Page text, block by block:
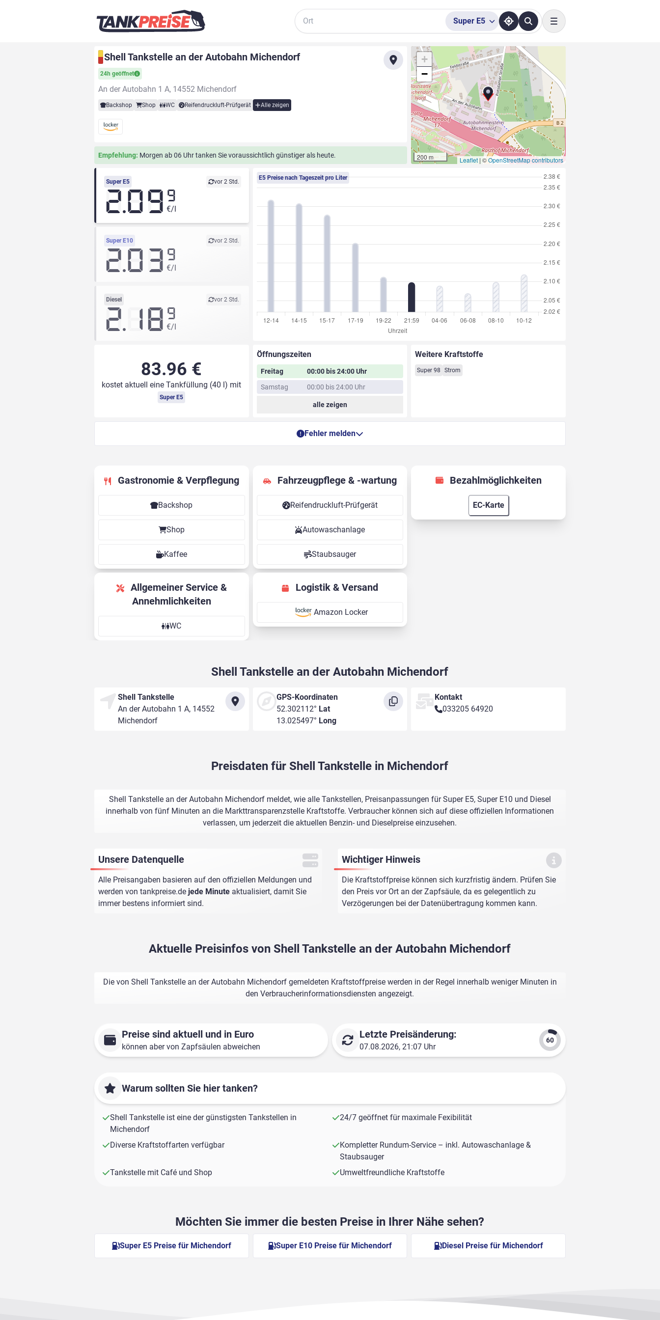
Suche
Super E5
Toggle navigation
Shell Tankstelle an der Autobahn Michendorf
24h geöffnet
An der Autobahn 1 A, 14552 Michendorf
Backshop Shop WC Reifendruckluft-Prüfgerät Alle zeigen
Empfehlung: Morgen ab 06 Uhr tanken Sie voraussichtlich günstiger als heute.
+
−
200 m Leaflet | ©OpenStreetMap contributors
Super E5 vor 2 Std.
2.09 9
€/l
Super E10 vor 2 Std.
2.03 9
€/l
Diesel vor 2 Std.
2.18 9
€/l
E5 Preise nach Tageszeit pro Liter
83.96 €
kostet aktuell eine Tankfüllung (40 l) mit
Super E5
Öffnungszeiten
Freitag
00:00 bis 24:00 Uhr
Samstag
00:00 bis 24:00 Uhr
alle zeigen
Weitere Kraftstoffe
Super 98 Strom
Fehler melden
Gastronomie & Verpflegung
Backshop
Shop
Kaffee
Annehmlichkeiten
WC
Fahrzeugpflege & -wartung
Reifendruckluft-Prüfgerät
Autowaschanlage
Staubsauger
Logistik & Versand
Amazon Locker
Bezahlmöglichkeiten
EC-Karte
Shell Tankstelle an der Autobahn Michendorf
Shell Tankstelle
An der Autobahn 1 A, 14552
Michendorf
GPS-Koordinaten
52.302112° Lat
13.025497° Long
Kontakt
033205 64920
Preisdaten für Shell Tankstelle in Michendorf
Shell Tankstelle an der Autobahn Michendorf meldet, wie alle Tankstellen, Preisanpassungen für Super E5, Super E10 und Diesel
innerhalb von fünf Minuten an die Markttransparenzstelle Kraftstoffe. Verbraucher können sich auf diese offiziellen Informationen
verlassen, um jederzeit die aktuellen Benzin- und Dieselpreise einzusehen.
Unsere Datenquelle
Alle Preisangaben basieren auf den offiziellen Meldungen und
werden von tankpreise.de jede Minute aktualisiert, damit Sie
immer bestens informiert sind.
Wichtiger Hinweis
Die Kraftstoffpreise können sich kurzfristig ändern. Prüfen Sie
den Preis vor Ort an der Zapfsäule, da es gelegentlich zu
Verzögerungen bei der Datenübertragung kommen kann.
Aktuelle Preisinfos von Shell Tankstelle an der Autobahn Michendorf
Die von Shell Tankstelle an der Autobahn Michendorf gemeldeten Kraftstoffpreise werden in der Regel innerhalb weniger Minuten in
den Verbraucherinformationsdiensten angezeigt.
Preise sind aktuell und in Euro
können aber von Zapfsäulen abweichen
Letzte Preisänderung:
07.08.2026, 21:07 Uhr
Warum sollten Sie hier tanken?
Shell Tankstelle ist eine der günstigsten Tankstellen in
Michendorf
24/7 geöffnet für maximale Fexibilität
Diverse Kraftstoffarten verfügbar
Kompletter Rundum-Service – inkl. Autowaschanlage &
Staubsauger
Tankstelle mit Café und Shop
Umweltfreundliche Kraftstoffe
Möchten Sie immer die besten Preise in Ihrer Nähe sehen?
Super E5 Preise für Michendorf Super E10 Preise für Michendorf Diesel Preise für Michendorf